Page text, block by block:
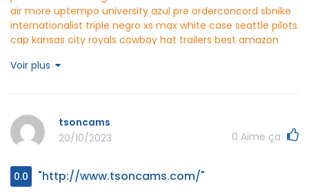
air more uptempo university azul pre orderconcord sbnike
internationalist triple negro xs max white case seattle pilots
cap kansas city royals cowboy hat trailers best amazon
clothesclub dress for girls
Voir plus
tsoncams
20/10/2023
0 Aime ça
0.0 "http://www.tsoncams.com/"